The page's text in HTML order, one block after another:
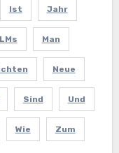
Ist Jahr
Man
Neue
Sind Und
Wie Zum